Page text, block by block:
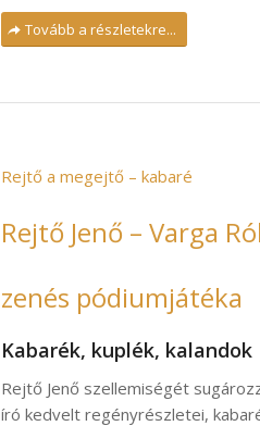
Tovább a részletekre...
Rejtő a megejtő – kabaré
Rejtő Jenő – Varga
zenés pódiumjátéka
Kabarék, kuplék, kalandok
Rejtő Jenő szellemiségét
író kedvelt regényrészletei,